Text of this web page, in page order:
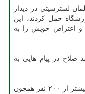
لسترسیتی در دیدار
حمل کردند، این
و اعتراض خویش را به
صلاح در پیام هایی به
به گزارش مرکز اسپرت به نقل از ایسنا، بیشتر از ۲۰۰ نفر همچون